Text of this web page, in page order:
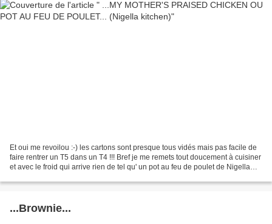
Et oui me revoilou :-) les cartons sont presque tous vidés mais pas facile de
faire rentrer un T5 dans un T4 !!! Bref je me remets tout doucement à cuisiner
et avec le froid qui arrive rien de tel qu' un pot au feu de poulet de Nigella
...Brownie...